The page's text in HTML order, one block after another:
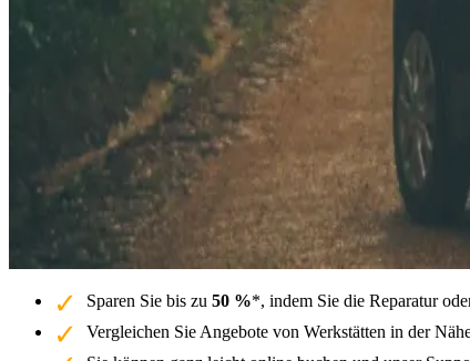
Sparen Sie bis zu 50 %*, indem Sie die Reparatur
Vergleichen Sie Angebote von Werkstätten in der